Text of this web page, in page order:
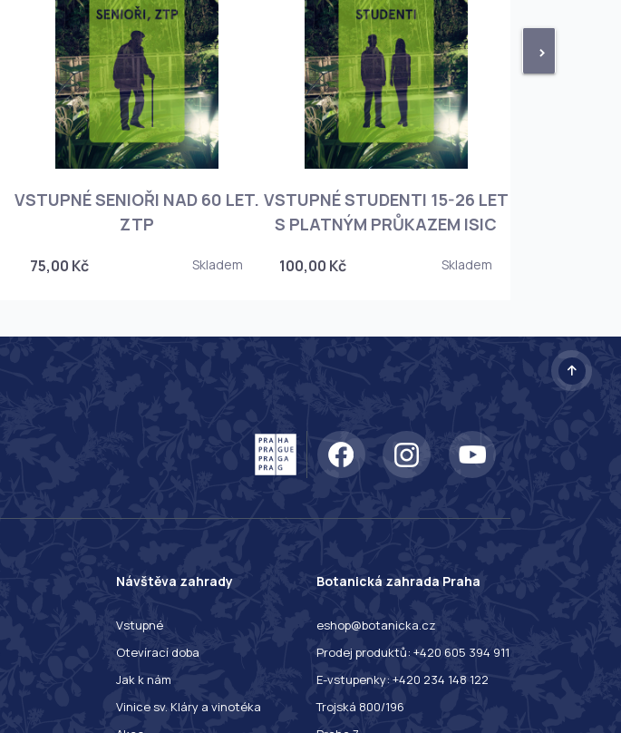
>
VSTUPNÉ SENIOŘI NAD 60 LET.
ZTP
75,00 Kč Skladem
VSTUPNÉ STUDENTI 15-26 LET
S PLATNÝM PRŮKAZEM ISIC
100,00 Kč Skladem
Návštěva zahrady
Vstupné
Otevírací doba
Jak k nám
Vinice sv. Kláry a vinotéka
Botanická zahrada Praha
eshop@botanicka.cz
Prodej produktů: +420 605 394 911
E-vstupenky: +420 234 148 122
Trojská 800/196